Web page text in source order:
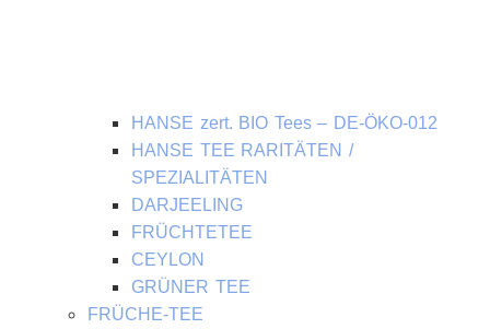
HANSE zert. BIO Tees – DE-ÖKO-012
HANSE TEE RARITÄTEN /
SPEZIALITÄTEN
DARJEELING
FRÜCHTETEE
CEYLON
GRÜNER TEE
FRÜCHE-TEE